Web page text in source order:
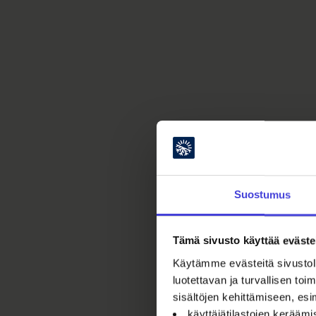
Suostumus
Tämä sivusto käyttää
Käytämme evästeitä
luotettavan ja turvallisen
sisältöjen kehittämiseen,